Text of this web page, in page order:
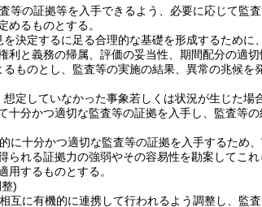
等の証拠等を入手できるよう、必要に応じて監
めるものとする。
決定するに足る合理的な基礎を形成するため
利と義務の帰属、評価の妥当性、期間配分の適
ものとし、監査等の実施の結果、異常の兆候
定していなかった事象若しくは状況が生じた
十分かつ適切な監査等の証拠を入手し、監査等
に十分かつ適切な監査等の証拠を入手するため
られる証拠力の強弱やその容易性を勘案してこ
用するものとする。
)
互に有機的に連携して行われるよう調整し、監査